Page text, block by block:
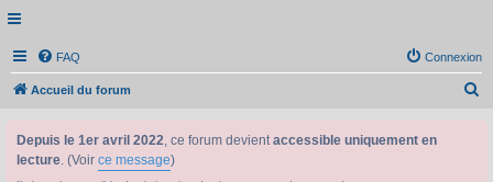
FAQ Connexion
Accueil du forum
Depuis le 1er avril 2022, ce forum devientaccessible uniquement en
lecture. (Voir ce message)